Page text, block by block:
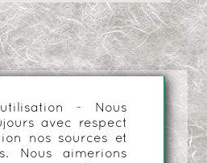
- Nous
avec respect
nos sources et
Nous aimerions